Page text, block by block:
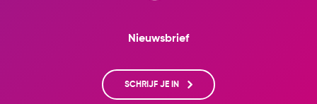
Nieuwsbrief
SCHRIJF JE IN